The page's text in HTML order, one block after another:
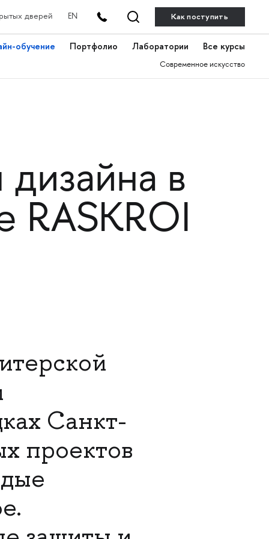
дверей EN Как поступить
обучение Портфолио Лаборатории Все курсы
Современное искусство
в
RASKROI
Санкт-
проектов